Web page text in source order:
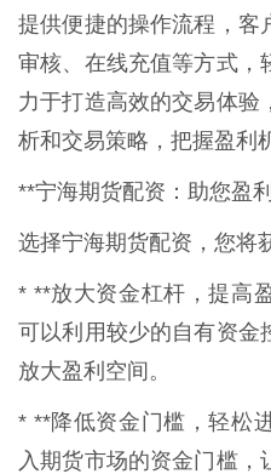
提供便捷的操作流程，客
审核、在线充值等方式，
力于打造高效的交易体验
析和交易策略，把握盈利
**宁海期货配资：助您盈
选择宁海期货配资，您将
* **放大资金杠杆，提高
可以利用较少的自有资金
放大盈利空间。
* **降低资金门槛，轻松
入期货市场的资金门槛，